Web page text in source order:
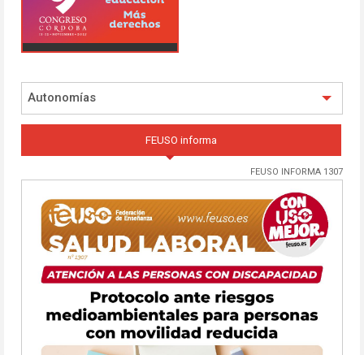
Autonomías
FEUSO informa
FEUSO INFORMA 1307